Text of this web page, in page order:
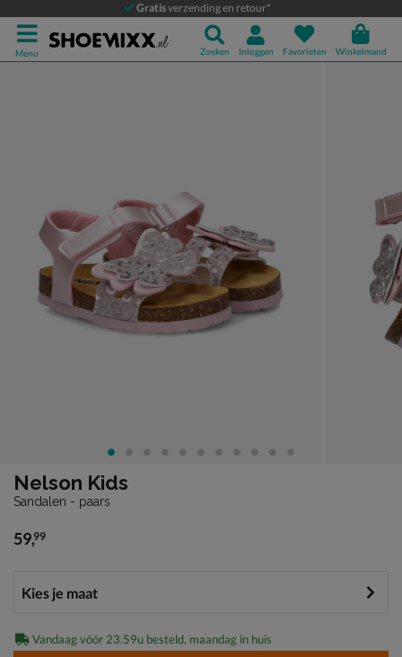
Gratisverzending en retour*
Menu Zoeken Inloggen Favorieten Winkelmand
Nelson Kids
Sandalen
Nelson Kids
Sandalen - paars
€ 59,99
59,99
Vandaag vóór 23.59u besteld, maandag in huis